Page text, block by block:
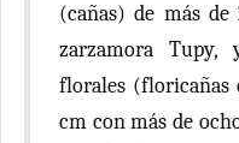
(cañas) de más
zarzamora
florales (floricañas
cm con más de